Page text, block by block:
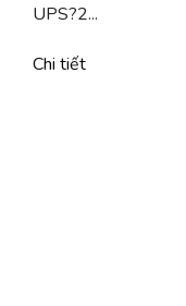
UPS?2...
Chi tiết